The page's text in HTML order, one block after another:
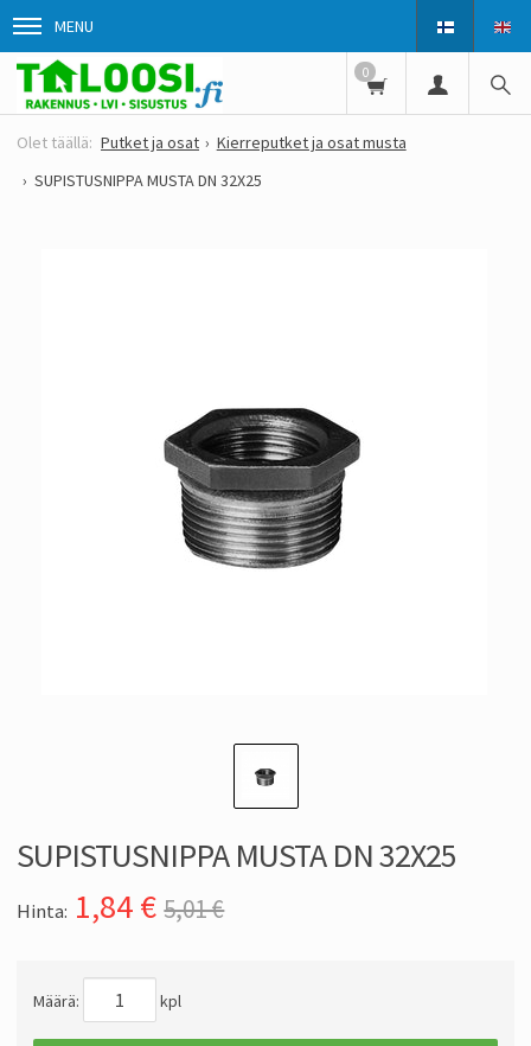
MENU
0
Putket ja osat
Kierreputket ja osat musta
SUPISTUSNIPPA MUSTA DN 32X25
SUPISTUSNIPPA MUSTA DN 32X25
Hinta: 1,84€ 5,01 €
Määrä: kpl